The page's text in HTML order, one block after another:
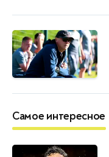
Самое интересное